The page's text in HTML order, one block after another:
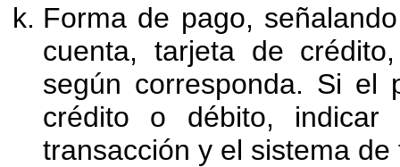
Forma de pago,
cuenta, tarjeta de
según corresponda. Si el
crédito o débito,
transacción y el sistema